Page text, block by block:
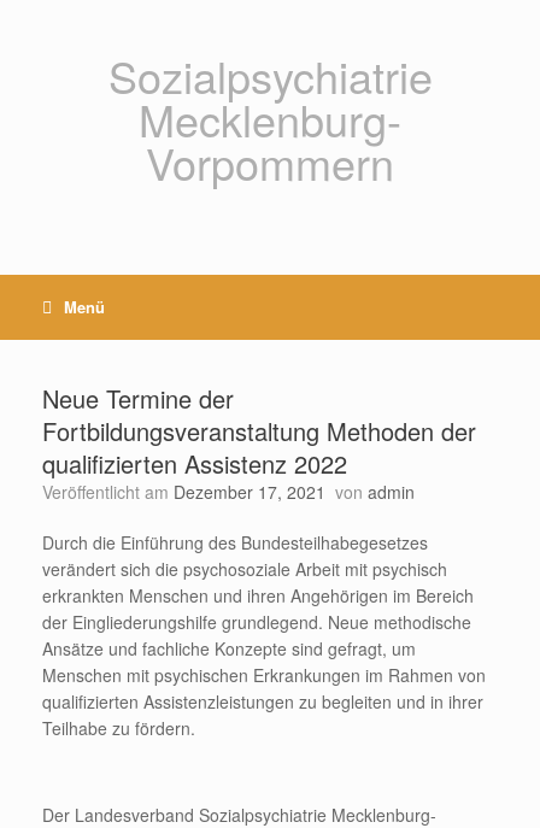
Sozialpsychiatrie
Mecklenburg-
Vorpommern
Menü
Neue Termine der
Fortbildungsveranstaltung Methoden der
qualifizierten Assistenz 2022
Veröffentlicht am Dezember 17, 2021 von admin
Durch die Einführung des Bundesteilhabegesetzes
verändert sich die psychosoziale Arbeit mit psychisch
erkrankten Menschen und ihren Angehörigen im Bereich
der Eingliederungshilfe grundlegend. Neue methodische
Ansätze und fachliche Konzepte sind gefragt, um
Menschen mit psychischen Erkrankungen im Rahmen von
qualifizierten Assistenzleistungen zu begleiten und in ihrer
Teilhabe zu fördern.
Der Landesverband Sozialpsychiatrie Mecklenburg-